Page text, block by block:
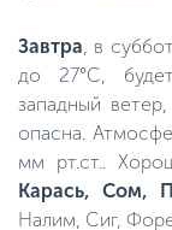
Завтра, в
до 27°C,
западный
опасна.
мм рт.ст..
Карась, Сом,
Налим, Сиг,